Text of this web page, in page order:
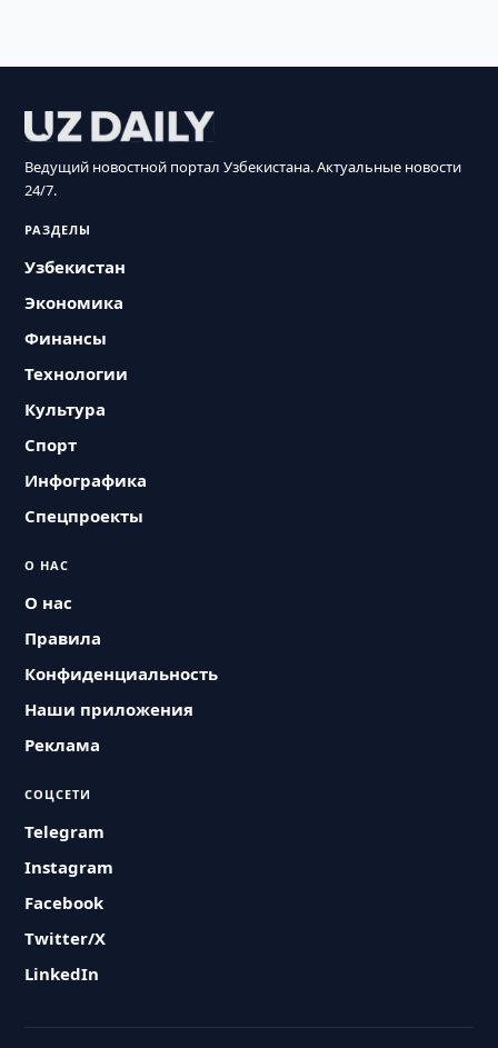
Ведущий новостной портал Узбекистана. Актуальные новости
24/7.
РАЗДЕЛЫ
Узбекистан
Экономика
Финансы
Технологии
Культура
Спорт
Инфографика
Спецпроекты
О НАС
О нас
Правила
Конфиденциальность
Наши приложения
Реклама
СОЦСЕТИ
Telegram
Instagram
Facebook
Twitter/X
LinkedIn